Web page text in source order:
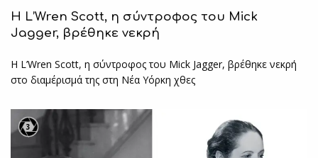
H L’Wren Scott, η σύντροφος του Mick
Jagger, βρέθηκε νεκρή
H L’Wren Scott, η σύντροφος του Mick Jagger, βρέθηκε νεκρή
στο διαμέρισμά της στη Νέα Υόρκη χθες
3